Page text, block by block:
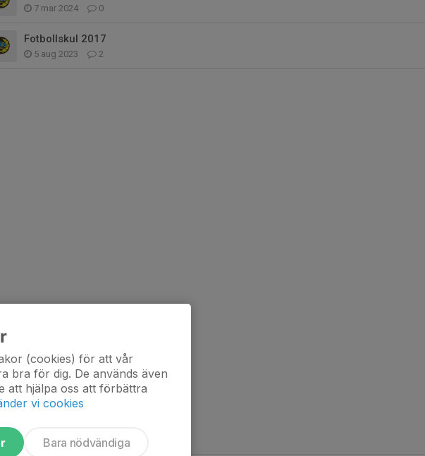
7 mar 2024 0
Fotbollskul 2017
5 aug 2023 2
(cookies) för att vår
bra för dig. De används även
att hjälpa oss att förbättra
vi cookies
Bara nödvändiga